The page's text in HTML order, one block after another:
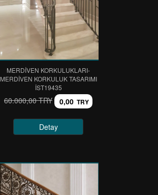
MERDİVEN KORKULUKLARI-
MERDİVEN KORKULUK TASARIMI
IST19435
60.000,00 TRY 0,00 TRY
Detay